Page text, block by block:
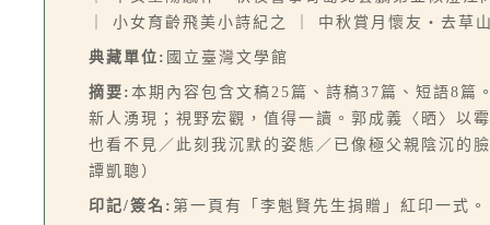
｜ 小女育齡飛美小詩紀之 ｜ 中秋賞月懷友‧去
典藏單位: 國立臺灣文學館
摘要: 本期內容包含文稿25篇、詩稿37篇、短語8篇
新人湧現；視野宏觀，值得一讀。郭成義〈晒〉以
也看不見／此刻我沉默的姿態／已像極父親陰沉的
譚凱聰）
印記/簽名: 第一頁有「李魁賢先生捐贈」紅印一式。